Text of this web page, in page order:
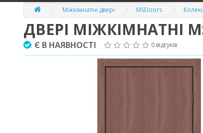
Міжкімнатні двері MSDoors
ДВЕРІ МІЖКІМНАТНІ
: Є В НАЯВНОСТІ 0 відгуків